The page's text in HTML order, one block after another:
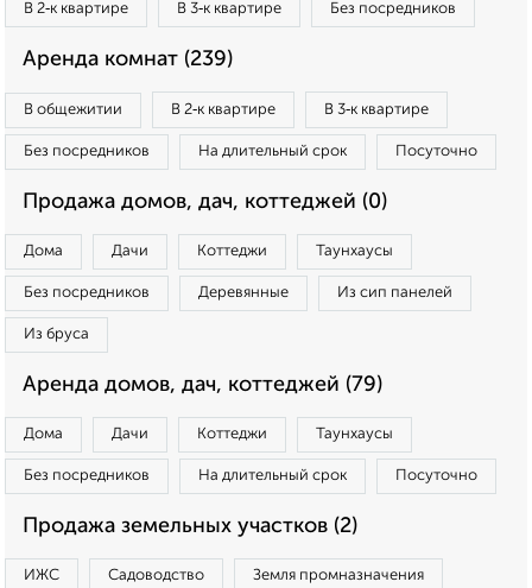
В 2‑к квартире В 3‑к квартире Без посредников
Аренда комнат (239)
В общежитии В 2‑к квартире В 3‑к квартире
Без посредников На длительный срок Посуточно
Продажа домов, дач, коттеджей (0)
Дома Дачи Коттеджи Таунхаусы
Без посредников Деревянные Из сип панелей
Из бруса
Аренда домов, дач, коттеджей (79)
Дома Дачи Коттеджи Таунхаусы
Без посредников На длительный срок Посуточно
Продажа земельных участков (2)
ИЖС Садоводство Земля промназначения